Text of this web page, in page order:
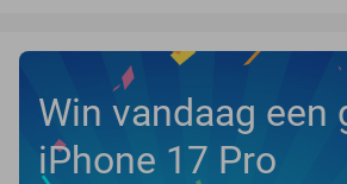
Win vandaag een
iPhone 17 Pro